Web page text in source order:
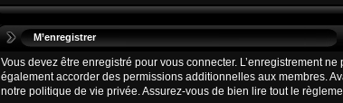
M’enregistrer
Vous devez être enregistré pour vous connecter. L’enregistrement
également accorder des permissions additionnelles aux membres.
notre politique de vie privée. Assurez-vous de bien lire tout le